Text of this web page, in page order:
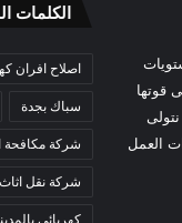
قوتها
العمل
الكلمات
اصلاح افران
سباك بجدة
شركة مكافحة
شركة نقل اثاث
كهربائي